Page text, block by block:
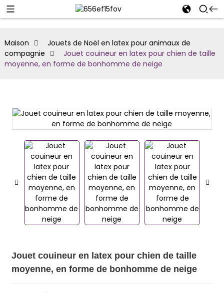
Maison
Jouets de Noël en latex pour animaux de
compagnie
Jouet couineur en latex pour chien de taille
moyenne, en forme de bonhomme de neige
Jouet couineur en latex pour chien de taille
moyenne, en forme de bonhomme de neige